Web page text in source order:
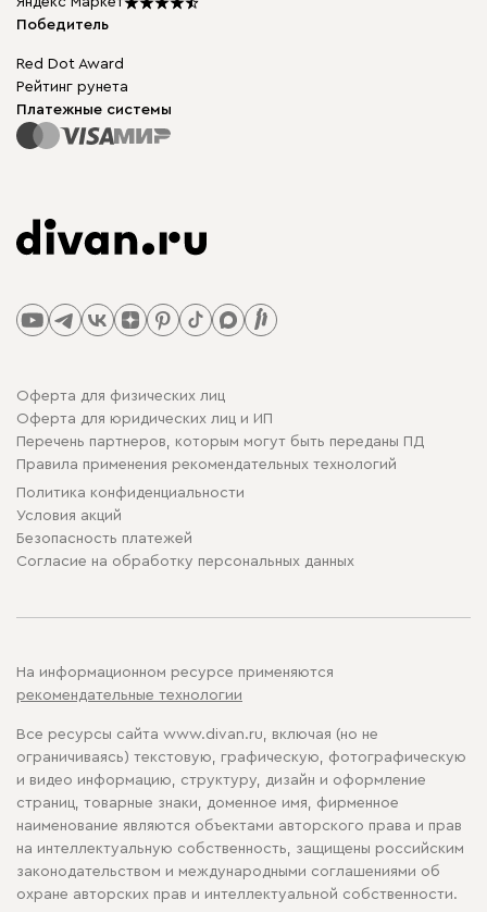
Победитель
Red Dot Award
Рейтинг рунета
Платежные системы
Оферта для физических лиц
Оферта для юридических лиц и ИП
Перечень партнеров, которым могут быть переданы ПД
Правила применения рекомендательных технологий
Политика конфиденциальности
Условия акций
Безопасность платежей
Cогласие на обработку персональных данных
На информационном ресурсе применяются
рекомендательные технологии
Все ресурсы сайта www.divan.ru, включая (но не
ограничиваясь) текстовую, графическую, фотографическую
и видео информацию, структуру, дизайн и оформление
страниц, товарные знаки, доменное имя, фирменное
наименование являются объектами авторского права и прав
на интеллектуальную собственность, защищены российским
законодательством и международными соглашениями об
охране авторских прав и интеллектуальной собственности.